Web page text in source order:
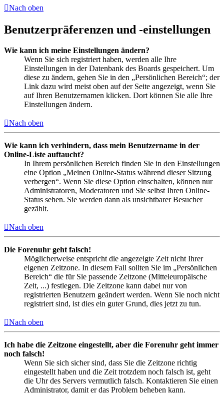
Nach oben
Benutzerpräferenzen und -einstellungen
Wie kann ich meine Einstellungen ändern?
Wenn Sie sich registriert haben, werden alle Ihre
Einstellungen in der Datenbank des Boards gespeichert. Um
diese zu ändern, gehen Sie in den „Persönlichen Bereich“; der
Link dazu wird meist oben auf der Seite angezeigt, wenn Sie
auf Ihren Benutzernamen klicken. Dort können Sie alle Ihre
Einstellungen ändern.
Nach oben
Wie kann ich verhindern, dass mein Benutzername in der
Online-Liste auftaucht?
In Ihrem persönlichen Bereich finden Sie in den Einstellungen
eine Option „Meinen Online-Status während dieser Sitzung
verbergen“. Wenn Sie diese Option einschalten, können nur
Administratoren, Moderatoren und Sie selbst Ihren Online-
Status sehen. Sie werden dann als unsichtbarer Besucher
gezählt.
Nach oben
Die Forenuhr geht falsch!
Möglicherweise entspricht die angezeigte Zeit nicht Ihrer
eigenen Zeitzone. In diesem Fall sollten Sie im „Persönlichen
Bereich“ die für Sie passende Zeitzone (Mitteleuropäische
Zeit, ...) festlegen. Die Zeitzone kann dabei nur von
registrierten Benutzern geändert werden. Wenn Sie noch nicht
registriert sind, ist dies ein guter Grund, dies jetzt zu tun.
Nach oben
Ich habe die Zeitzone eingestellt, aber die Forenuhr geht immer
noch falsch!
Wenn Sie sich sicher sind, dass Sie die Zeitzone richtig
eingestellt haben und die Zeit trotzdem noch falsch ist, geht
die Uhr des Servers vermutlich falsch. Kontaktieren Sie einen
Administrator, damit er das Problem beheben kann.